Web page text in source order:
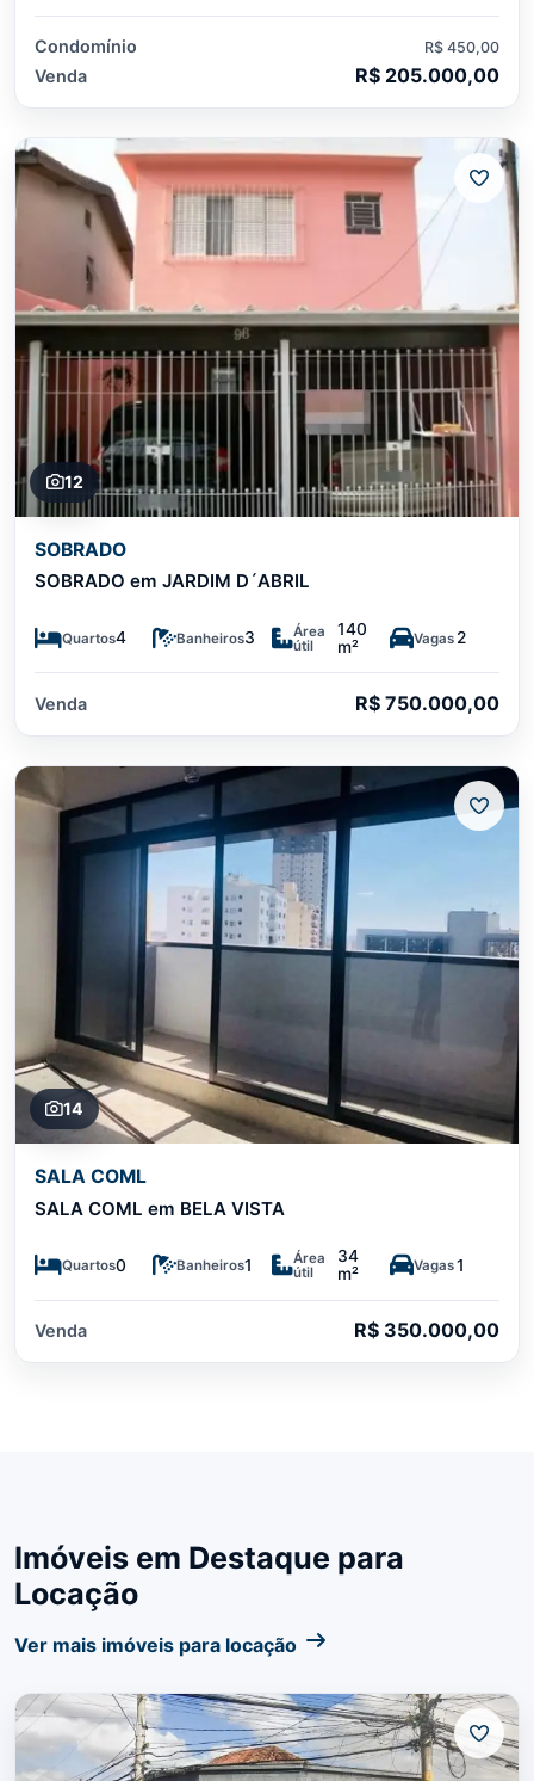
Condomínio R$ 450,00
Venda R$ 205.000,00
12
SOBRADO
SOBRADO em JARDIM D´ABRIL
Quartos4 Banheiros3
Área
útil
140
m²
Vagas 2
Venda R$ 750.000,00
14
SALA COML
SALA COML em BELA VISTA
Quartos0 Banheiros1
Área
útil
34
m²
Vagas1
Venda R$ 350.000,00
Imóveis em Destaque para
Locação
Ver mais imóveis para locação